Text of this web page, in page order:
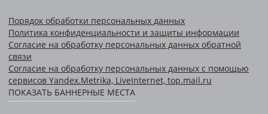
Порядок обработки персональных данных
Политика конфиденциальности и защиты информации
Согласие на обработку персональных данных обратной
связи
Согласие на обработку персональных данных с помощью
сервисов Yandex.Metrika, LiveInternet, top.mail.ru
ПОКАЗАТЬ БАННЕРНЫЕ МЕСТА